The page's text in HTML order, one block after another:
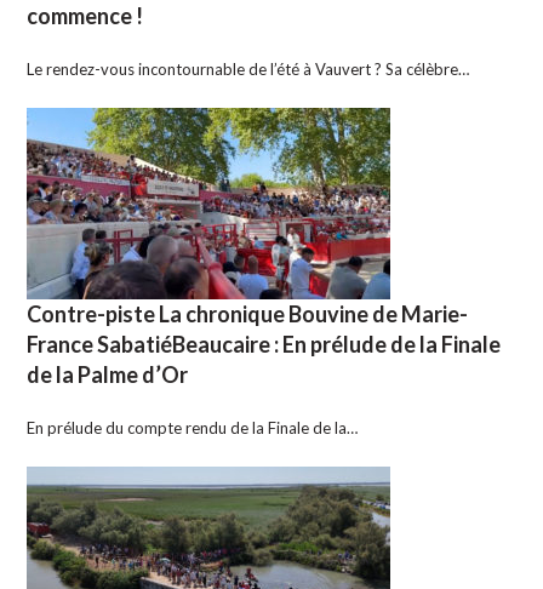
commence !
Le rendez-vous incontournable de l’été à Vauvert ? Sa célèbre…
Contre-piste La chronique Bouvine de Marie-
France SabatiéBeaucaire : En prélude de la Finale
de la Palme d’Or
En prélude du compte rendu de la Finale de la…